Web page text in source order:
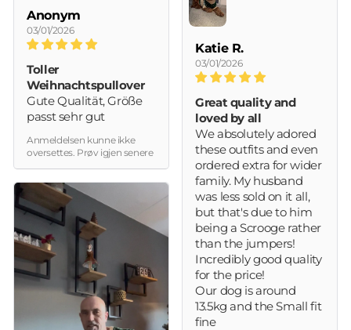
03/01/2026
Anonym
Toller
Weihnachtspullover
Gute Qualität, Größe
passt sehr gut
Anmeldelsen kunne ikke
oversettes. Prøv igjen senere
03/01/2026
Katie R.
Great quality and
loved by all
We absolutely adored
these outfits and even
ordered extra for wider
family. My husband
was less sold on it all,
but that's due to him
being a Scrooge rather
than the jumpers!
Incredibly good quality
for the price!
Our dog is around
13.5kg and the Small fit
fine